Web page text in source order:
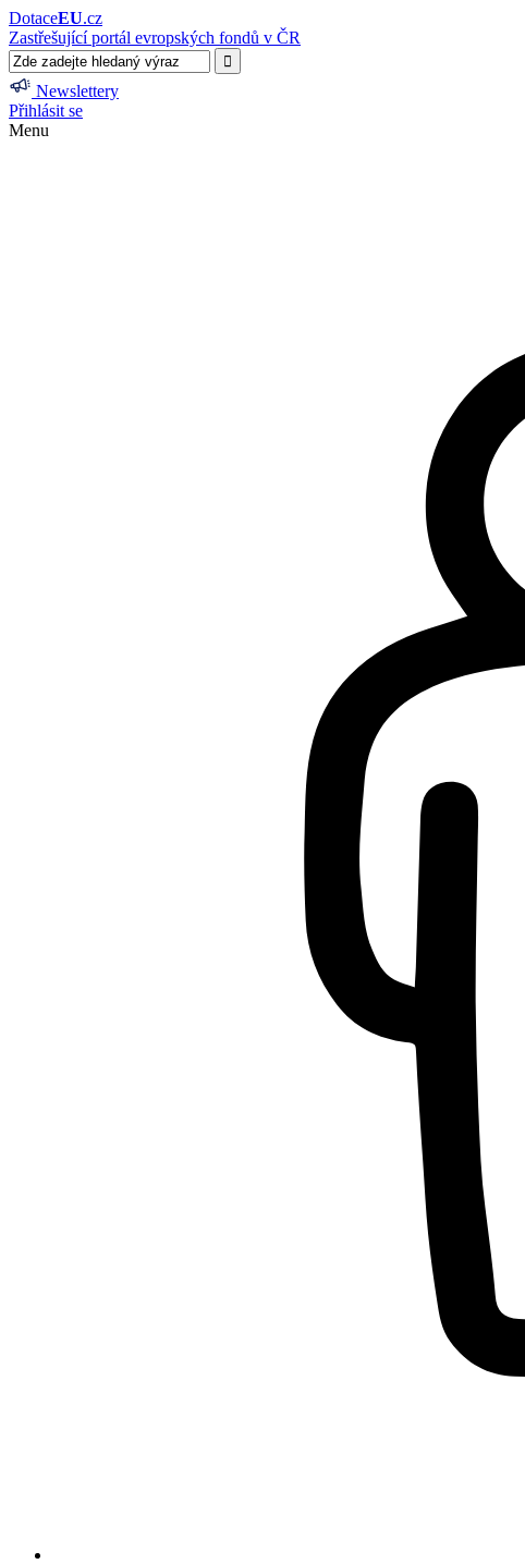
DotaceEU.cz
Zastřešující portál evropských fondů v ČR
Newslettery
Přihlásit se
Menu